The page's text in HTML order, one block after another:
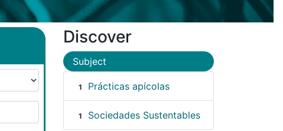
Discover
Subject
1 Prácticas apícolas
1 Sociedades Sustentables